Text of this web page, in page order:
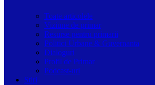
Toate articolele
Viziune de primar
Resurse pentru primarii
Politici Urbane & Guvernanta
Dialoguri
Profil de Primar
Podcast-uri
Stiri